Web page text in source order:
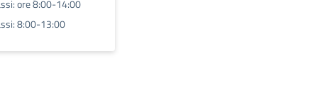
ore 8:00-14:00
8:00-13:00